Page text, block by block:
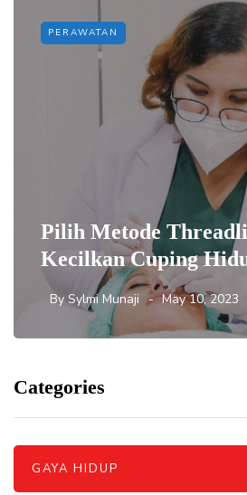
PERAWATAN
Pilih Metode
Kecilkan Cuping
By Sylmi Munaji May 10, 2023
Categories
GAYA HIDUP